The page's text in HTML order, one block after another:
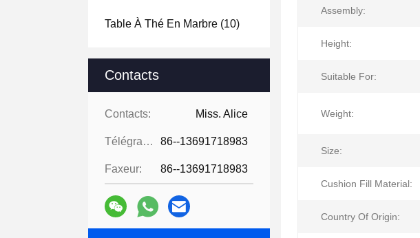
Table À Thé En Marbre (10)
Contacts
Contacts: Miss. Alice
Télégramme: 86--13691718983
Faxeur: 86--13691718983
Assembly:
Height:
Suitable For:
Weight:
Size:
Cushion Fill Material:
Country Of Origin: